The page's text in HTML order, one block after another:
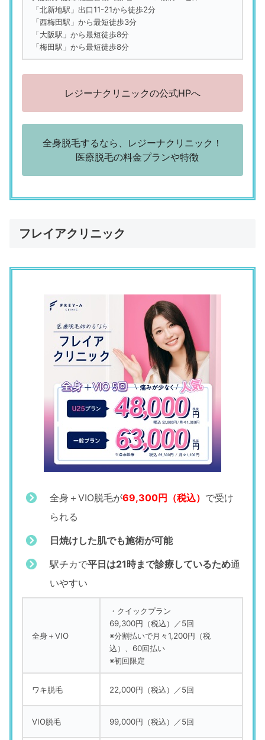
「北新地駅」出口11-21から徒歩2分
「西梅田駅」から最短徒歩3分
「大阪駅」から最短徒歩8分
「梅田駅」から最短徒歩8分
レジーナクリニックの公式HPへ
全身脱毛するなら、レジーナクリニック！
医療脱毛の料金プランや特徴
フレイアクリニック
全身＋VIO脱毛が69,300円（税込） で受け
られる
日焼けした肌でも施術が可能
駅チカで平日は21時まで診療しているため通
いやすい
全身＋VIO
・クイックプラン
69,300円（税込）／5回
※分割払いで月々1,200円（税
込）、60回払い
※初回限定
ワキ脱毛 22,000円（税込）／5回
VIO脱毛 99,000円（税込）／5回